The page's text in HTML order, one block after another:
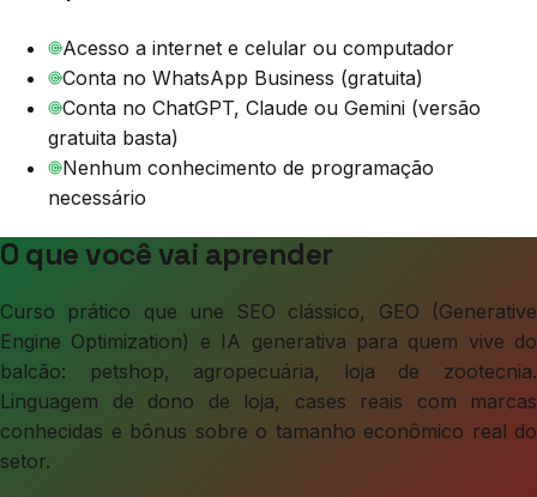
Acesso a internet e celular ou computador
Conta no WhatsApp Business (gratuita)
Conta no ChatGPT, Claude ou Gemini (versão
gratuita basta)
Nenhum conhecimento de programação
necessário
O que você vai aprender
Curso prático que une SEO clássico, GEO (Generative
Engine Optimization) e IA generativa para quem vive do
balcão: petshop, agropecuária, loja de zootecnia.
Linguagem de dono de loja, cases reais com marcas
conhecidas e bônus sobre o tamanho econômico real do
setor.